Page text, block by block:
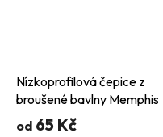
Nízkoprofilová čepice z
broušené bavlny Memphis
od 65 Kč